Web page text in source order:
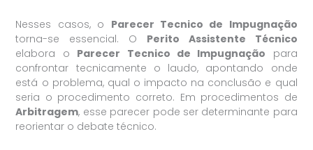
Nesses casos, o Parecer Tecnico de Impugnação
torna-se essencial. O Perito Assistente Técnico
elabora o Parecer Tecnico de Impugnação para
confrontar tecnicamente o laudo, apontando onde
está o problema, qual o impacto na conclusão e qual
seria o procedimento correto. Em procedimentos de
Arbitragem, esse parecer pode ser determinante para
reorientar o debate técnico.